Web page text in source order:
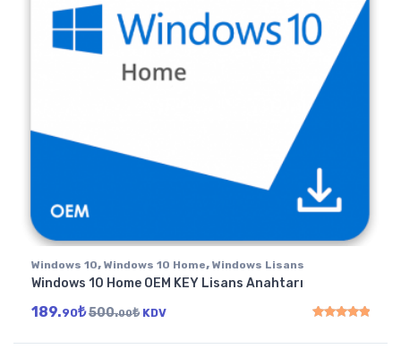
Windows 10, Windows 10 Home, Windows Lisans
Windows 10 Home OEM KEY Lisans Anahtarı
189.90₺500.00₺ KDV